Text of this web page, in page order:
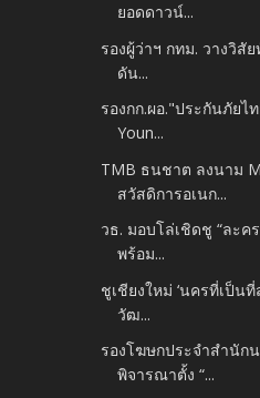
ยอดดาวน์...
รองผู้ว่าฯ กทม. วางวิสั
ดัน...
รองกก.ผอ."ประกันภัย
Youn...
TMB ธนชาต ลงนาม
สวัสดิการอเนก...
วธ. มอบโล่เชิดชู “ละค
พร้อม...
ชูเชียงใหม่ ‘นครที่เป็น
วัฒ...
รองโฆษกประจำสำนัก
พิจารณาตั้ง “...